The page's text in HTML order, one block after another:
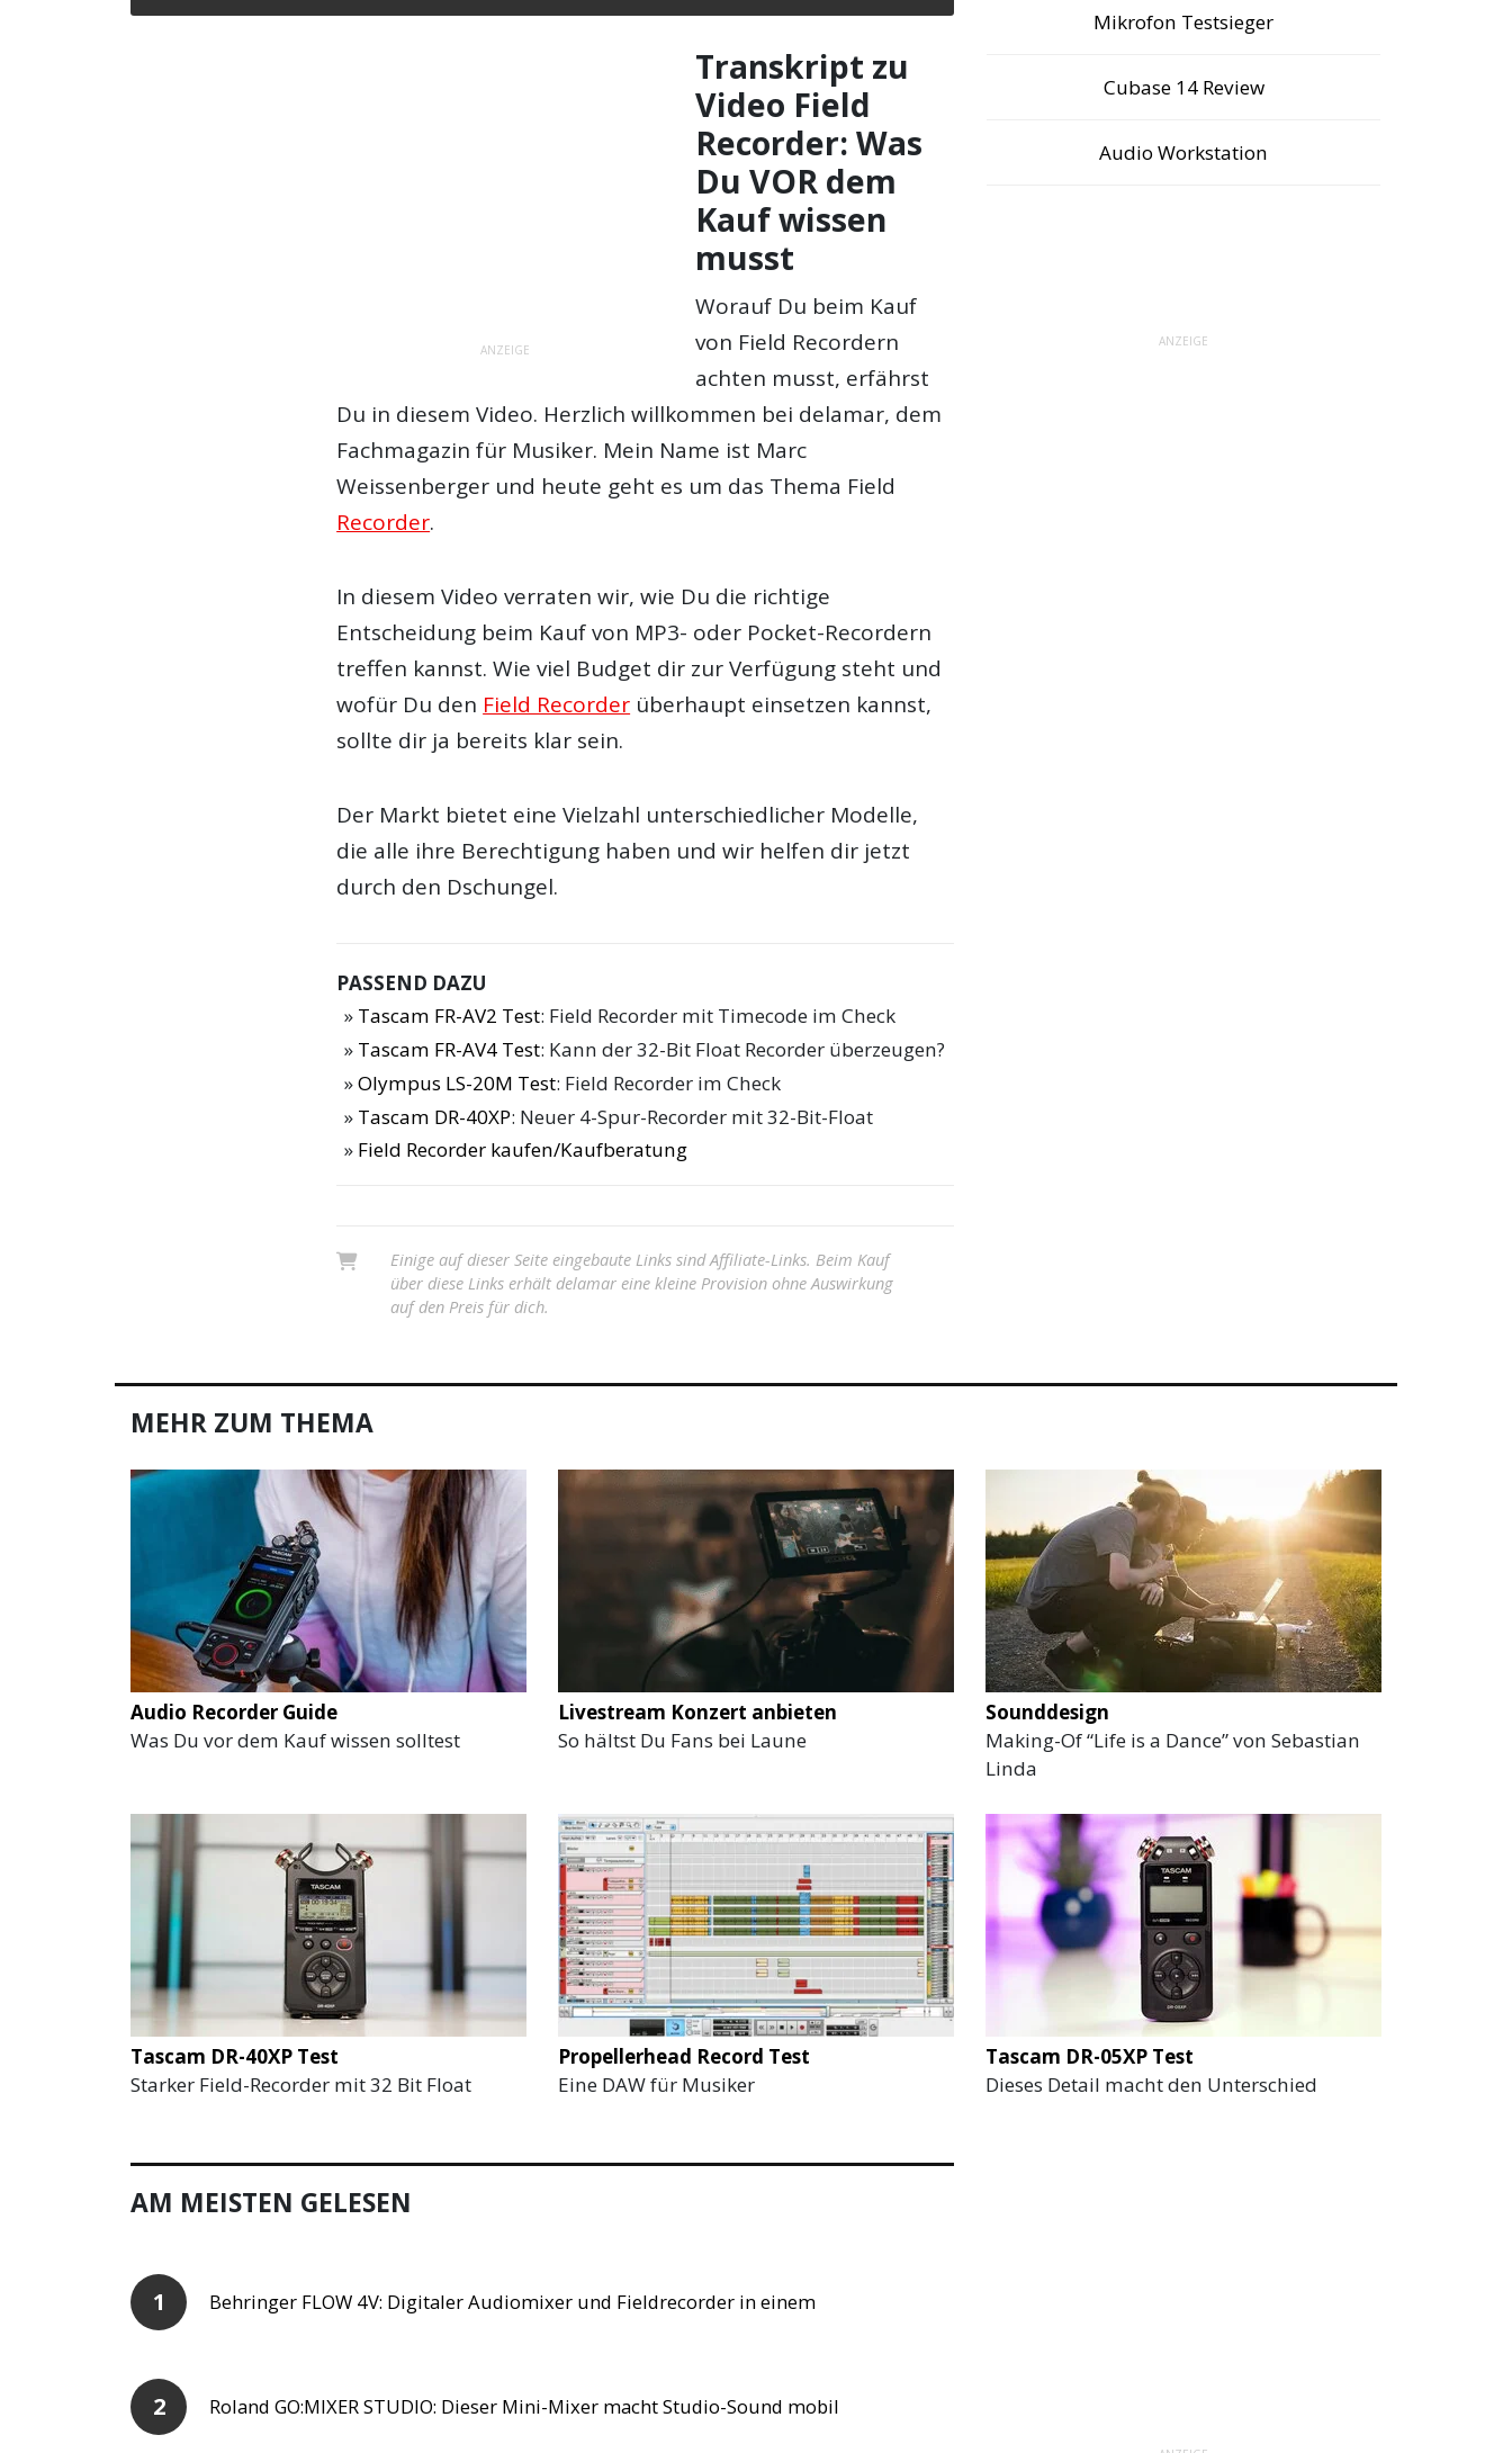
ANZEIGE
Transkript zu
Video Field
Recorder: Was
Du VOR dem
Kauf wissen
musst
Worauf Du beim Kauf
von Field Recordern
achten musst, erfährst
Du in diesem Video. Herzlich willkommen bei delamar, dem
Fachmagazin für Musiker. Mein Name ist Marc
Weissenberger und heute geht es um das Thema Field
Recorder.
In diesem Video verraten wir, wie Du die richtige
Entscheidung beim Kauf von MP3- oder Pocket-Recordern
treffen kannst. Wie viel Budget dir zur Verfügung steht und
wofür Du den Field Recorder überhaupt einsetzen kannst,
sollte dir ja bereits klar sein.
Der Markt bietet eine Vielzahl unterschiedlicher Modelle,
die alle ihre Berechtigung haben und wir helfen dir jetzt
durch den Dschungel.
PASSEND DAZU
Tascam FR-AV2 Test: Field Recorder mit Timecode im Check
Tascam FR-AV4 Test: Kann der 32-Bit Float Recorder überzeugen?
Olympus LS-20M Test: Field Recorder im Check
Tascam DR-40XP: Neuer 4-Spur-Recorder mit 32-Bit-Float
Field Recorder kaufen/Kaufberatung
Einige auf dieser Seite eingebaute Links sind Affiliate-Links. Beim Kauf
über diese Links erhält delamar eine kleine Provision ohne Auswirkung
auf den Preis für dich.
Mikrofon Testsieger
Cubase 14 Review
Audio Workstation
ANZEIGE
MEHR ZUM THEMA
Audio Recorder Guide
Was Du vor dem Kauf wissen solltest
Livestream Konzert anbieten
So hältst Du Fans bei Laune
Sounddesign
Making-Of “Life is a Dance” von Sebastian
Linda
Tascam DR-40XP Test
Starker Field-Recorder mit 32 Bit Float
Propellerhead Record Test
Eine DAW für Musiker
Tascam DR-05XP Test
Dieses Detail macht den Unterschied
AM MEISTEN GELESEN
Behringer FLOW 4V: Digitaler Audiomixer und Fieldrecorder in einem
Roland GO:MIXER STUDIO: Dieser Mini-Mixer macht Studio-Sound mobil